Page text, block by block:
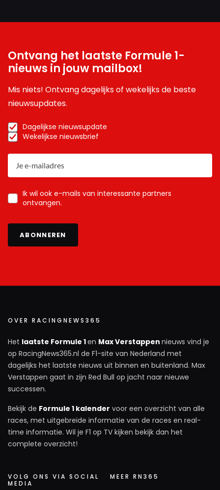
Ontvang het laatste Formule 1-
nieuws in jouw mailbox!
Mis niets! Ontvang dagelijks of wekelijks de beste
nieuwsupdates.
Dagelijkse nieuwsupdate
Wekelijkse nieuwsbrief
Ik wil ook e-mails van interessante partners
ontvangen.
ABONNEREN
OVER RACINGNEWS365
Het laatste Formule 1en Max Verstappen nieuws vind je
op RacingNews365.nl de F1-site van Nederland met
dagelijks het laatste nieuws uit binnen en buitenland. Max
Verstappen gaat in zijn Red Bull op jacht naar nieuwe
successen.
Bekijk de Formule 1 kalender voor een overzicht van alle
races, met uitgebreide informatie van de races en real-
time informatie. Wil je F1 op TV kijken bekijk dan het
complete overzicht!
VOLG ONS VIA SOCIAL
MEDIA
MEER RN365